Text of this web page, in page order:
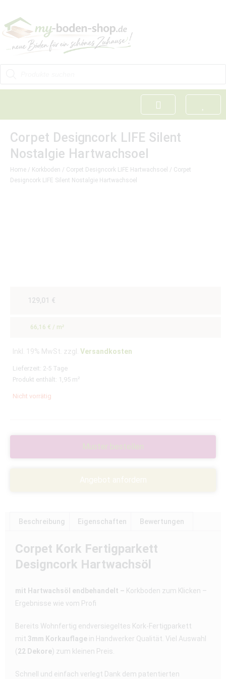
Corpet Designcork LIFE Silent
Nostalgie Hartwachsoel
Home / Korkboden / Corpet Designcork LIFE Hartwachsoel / Corpet
Designcork LIFE Silent Nostalgie Hartwachsoel
129,01 €
66,16 € / m²
Inkl. 19% MwSt. zzgl. Versandkosten
Lieferzeit: 2-5 Tage
Produkt enthält: 1,95 m²
Nicht vorrätig
Beschreibung Eigenschaften Bewertungen
Corpet Kork Fertigparkett
Designcork Hartwachsöl
mit Hartwachsöl endbehandelt – Korkboden zum Klicken –
Ergebnisse wie vom Profi
Bereits Wohnfertig endversiegeltes Kork-Fertigparkett
mit 3mm Korkauflage in Handwerker Qualität. Viel Auswahl
(22 Dekore) zum kleinen Preis.
Schnell und einfach verlegt Dank dem patentierten